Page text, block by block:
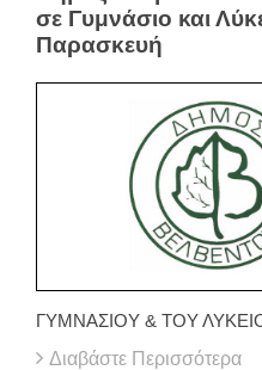
σε Γυμνάσιο και
Παρασκευή
ΓΥΜΝΑΣΙΟΥ & ΤΟΥ
Διαβάστε Περισσότερα